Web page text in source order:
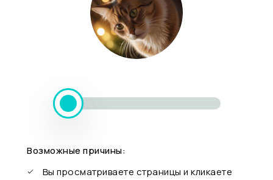
Возможные причины:
Вы просматриваете страницы и кликаете